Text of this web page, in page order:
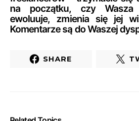
na początku, czy Wasza
ewoluuje, zmienia się jej
Komentarze są do Waszej
SHARE